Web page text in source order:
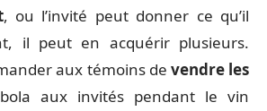
, ou l’invité peut donner ce qu’il
il peut en acquérir plusieurs.
aux témoins de vendre les
aux invités pendant le vin